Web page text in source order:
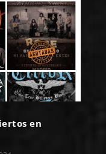
en